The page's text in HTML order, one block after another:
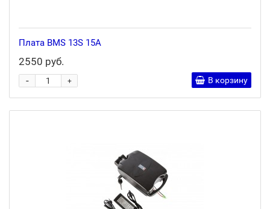
Плата BMS 13S 15A
2550 руб.
+
- В корзину